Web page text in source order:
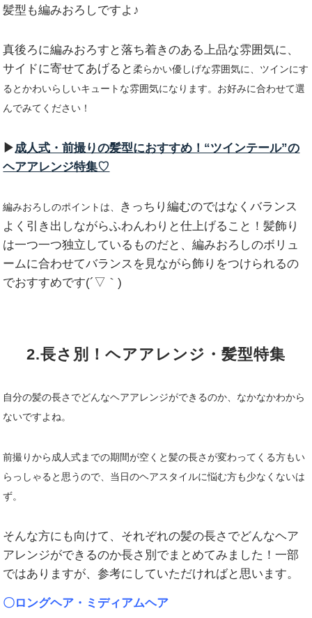
髪型も編みおろしですよ♪
真後ろに編みおろすと落ち着きのある上品な雰囲気に、
サイドに寄せてあげると柔らかい優しげな雰囲気に、ツインにす
るとかわいらしいキュートな雰囲気になります。お好みに合わせて選
んでみてください！
▶︎成人式・前撮りの髪型におすすめ！“ツインテール”の
ヘアアレンジ特集♡
編みおろしのポイントは、 きっちり編むのではなくバランス
よく引き出しながらふわんわりと仕上げること！髪飾り
は一つ一つ独立しているものだと、編みおろしのボリュ
ームに合わせてバランスを見ながら飾りをつけられるの
でおすすめです(´▽｀)
2.長さ別！ヘアアレンジ・髪型特集
自分の髪の長さでどんなヘアアレンジができるのか、なかなかわから
ないですよね。
前撮りから成人式までの期間が空くと髪の長さが変わってくる方もい
らっしゃると思うので、当日のヘアスタイルに悩む方も少なくないは
ず。
そんな方にも向けて、それぞれの髪の長さでどんなヘア
アレンジができるのか長さ別でまとめてみました！一部
ではありますが、参考にしていただければと思います。
〇ロングヘア・ミディアムヘア